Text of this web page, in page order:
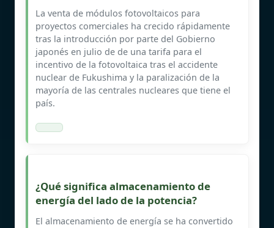
La venta de módulos fotovoltaicos para
proyectos comerciales ha crecido rápidamente
tras la introducción por parte del Gobierno
japonés en julio de de una tarifa para el
incentivo de la fotovoltaica tras el accidente
nuclear de Fukushima y la paralización de la
mayoría de las centrales nucleares que tiene el
país.
¿Qué significa almacenamiento de
energía del lado de la potencia?
El almacenamiento de energía se ha convertido